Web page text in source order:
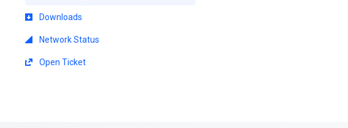
Downloads
Network Status
Open Ticket